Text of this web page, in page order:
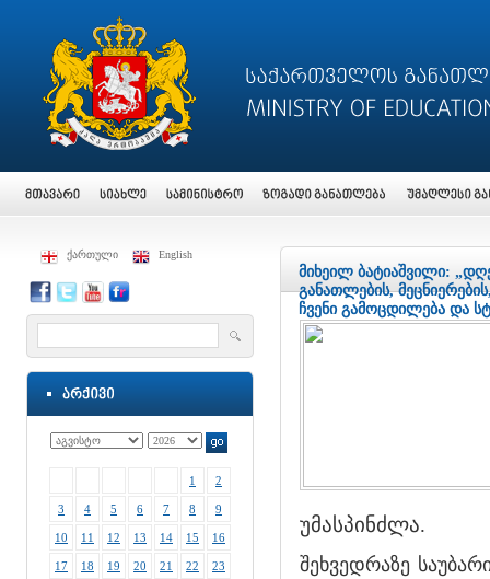
ქართული English
1 2
3 4 5 6 7 8 9
10 11 12 13 14 15 16
17 18 19 20 21 22 23
მიხეილ ბატიაშვილი:
განათლების,
ჩვენი გამოცდილება და
უმასპინძლა.
შეხვედრაზე